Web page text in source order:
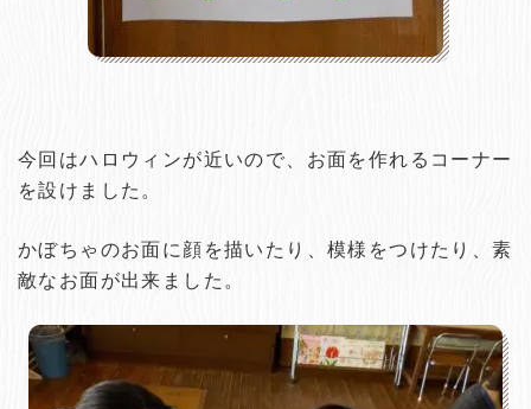
今回はハロウィンが近いので、お面を作れるコーナー
を設けました。
かぼちゃのお面に顔を描いたり、模様をつけたり、素
敵なお面が出来ました。